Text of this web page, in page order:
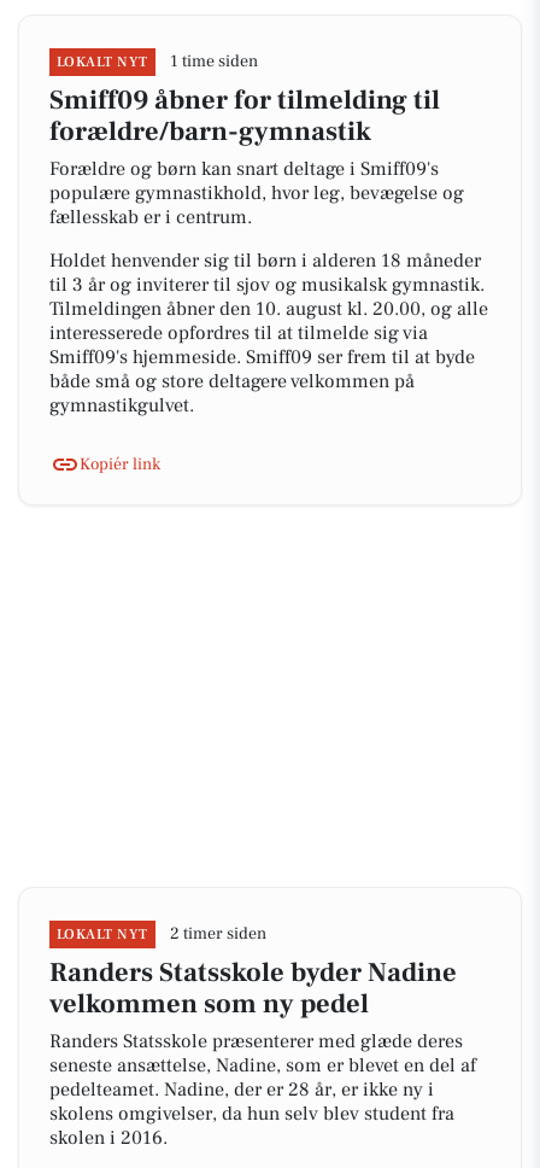
LOKALT NYT 1 time siden
Smiff09 åbner for tilmelding til
forældre/barn-gymnastik
Forældre og børn kan snart deltage i Smiff09's
populære gymnastikhold, hvor leg, bevægelse og
fællesskab er i centrum.
Holdet henvender sig til børn i alderen 18 måneder
til 3 år og inviterer til sjov og musikalsk gymnastik.
Tilmeldingen åbner den 10. august kl. 20.00, og alle
interesserede opfordres til at tilmelde sig via
Smiff09's hjemmeside. Smiff09 ser frem til at byde
både små og store deltagere velkommen på
gymnastikgulvet.
Kopiér link
LOKALT NYT 2 timer siden
Randers Statsskole byder Nadine
velkommen som ny pedel
Randers Statsskole præsenterer med glæde deres
seneste ansættelse, Nadine, som er blevet en del af
pedelteamet. Nadine, der er 28 år, er ikke ny i
skolens omgivelser, da hun selv blev student fra
skolen i 2016.